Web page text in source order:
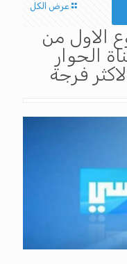
عرض الكل
الاول من
الحوار
فرجة